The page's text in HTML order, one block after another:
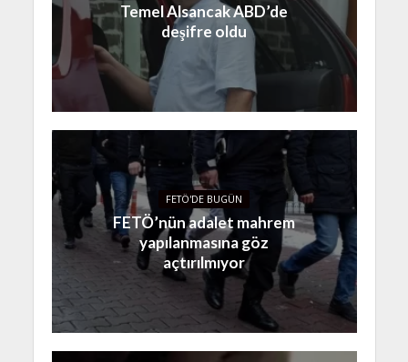
Temel Alsancak ABD’de
deşifre oldu
FETÖ'DE BUGÜN
FETÖ’nün adalet mahrem
yapılanmasına göz
açtırılmıyor